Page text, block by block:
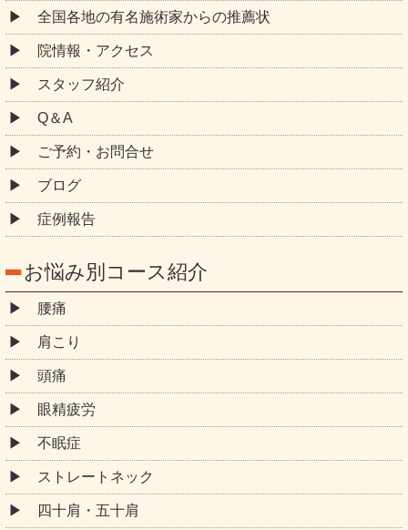
ブログ
症例報告
お悩み別コース紹介
腰痛
肩こり
頭痛
眼精疲労
不眠症
ストレートネック
四十肩・五十肩
ぎっくり背中
ぎっくり腰
坐骨神経痛
ヘルニア
膝痛